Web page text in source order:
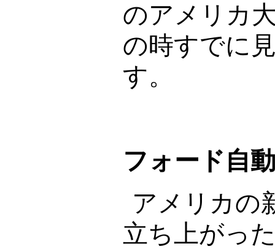
のアメリカ
の時すでに
す。
フォード自
アメリカの
立ち上がっ